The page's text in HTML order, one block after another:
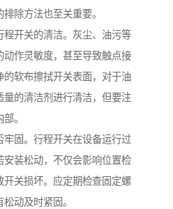
除方法也至关重要。
程开关的清洁。灰尘、油污等
动作灵敏度，甚至导致触点接
软布擦拭开关表面，对于油
的清洁剂进行清洁，但要注
。
固。行程开关在设备运行过
装松动，不仅会影响位置检
关损坏。应定期检查固定螺
动及时紧固。